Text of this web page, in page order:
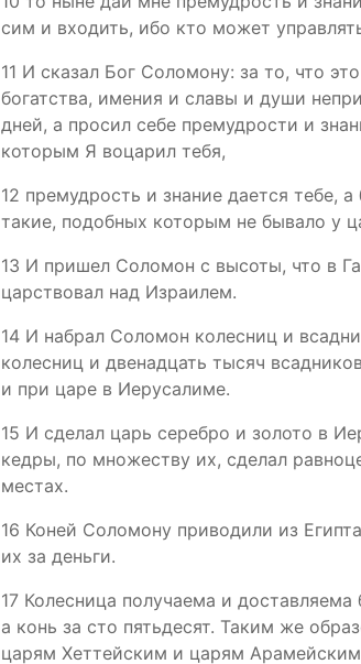
сим и входить, ибо кто может
11 И сказал Бог Соломону: за то, что
богатства, имения и славы и души
дней, а просил себе премудрости и
которым Я воцарил тебя,
12 премудрость и знание дается тебе,
такие, подобных которым не бывало у
13 И пришел Соломон с высоты, что в
царствовал над Израилем.
14 И набрал Соломон колесниц и
колесниц и двенадцать тысяч
и при царе в Иерусалиме.
15 И сделал царь серебро и золото в
кедры, по множеству их, сделал
местах.
16 Коней Соломону приводили из
их за деньги.
17 Колесница получаема и
а конь за сто пятьдесят. Таким же
царям Хеттейским и царям